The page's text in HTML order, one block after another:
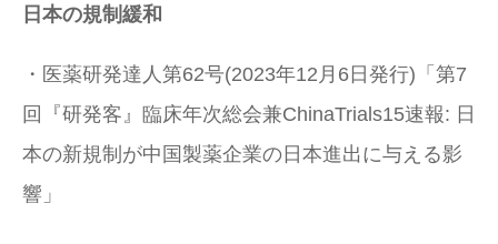
日本の規制緩和
・医薬研発達人第62号(2023年12月6日発行)「第7
回『研発客』臨床年次総会兼ChinaTrials15速報: 日
本の新規制が中国製薬企業の日本進出に与える影
響」